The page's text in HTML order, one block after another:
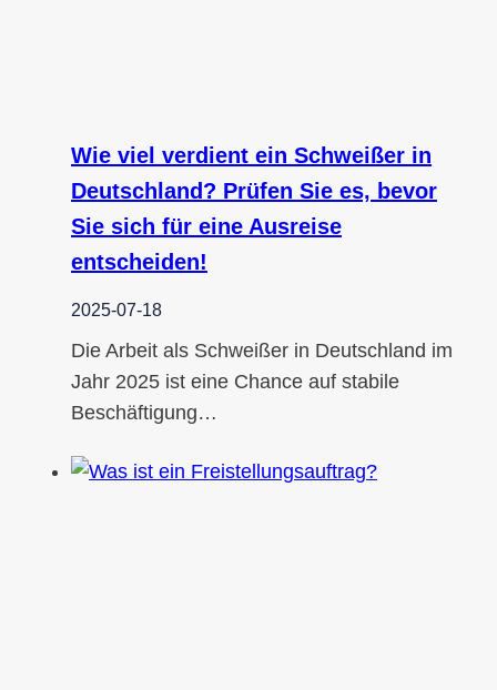
Wie viel verdient ein Schweißer in
Deutschland? Prüfen Sie es, bevor
Sie sich für eine Ausreise
entscheiden!
2025-07-18
Die Arbeit als Schweißer in Deutschland im
Jahr 2025 ist eine Chance auf stabile
Beschäftigung…